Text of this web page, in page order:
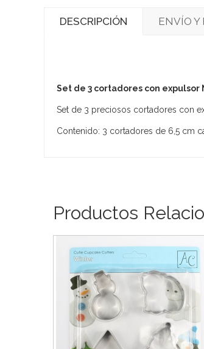
DESCRIPCIÓN ENVÍO Y
Set de 3 cortadores con expulsor
Set de 3 preciosos cortadores con
Contenido: 3 cortadores de 6,5 cm
Productos